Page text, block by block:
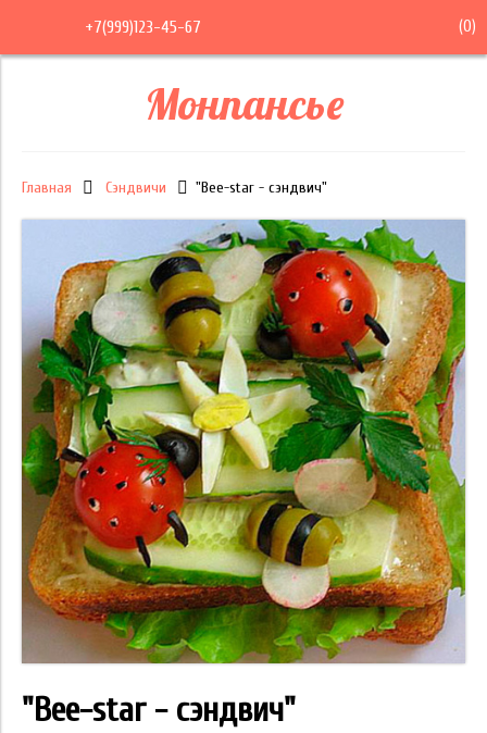
+7(999)123-45-67 (0)
Монпансье
Главная Сэндвичи "Bee-star - сэндвич"
"Bee-star - сэндвич"